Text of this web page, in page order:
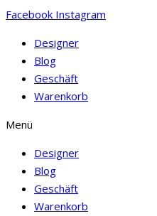
Facebook Instagram
Designer
Blog
Geschäft
Warenkorb
Menü
Designer
Blog
Geschäft
Warenkorb